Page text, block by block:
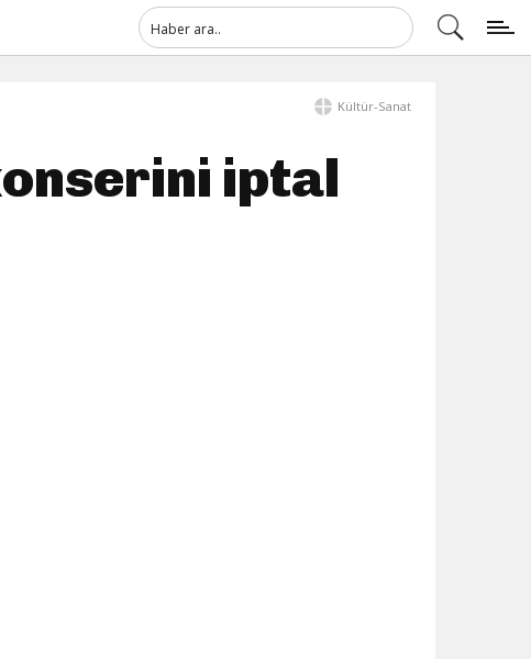
Kültür-Sanat
iptal